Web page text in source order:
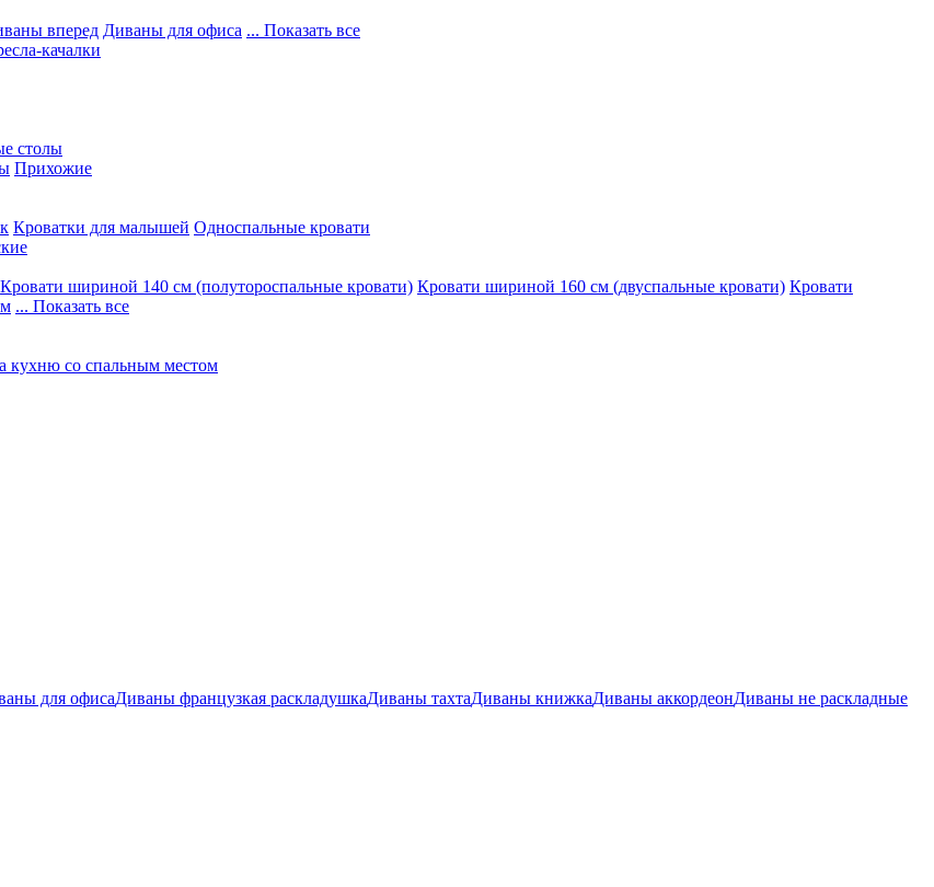
вперед Диваны для офиса ... Показать все
качалки
столы
Прихожие
Кроватки для малышей Односпальные кровати
Кровати шириной 140 см (полутороспальные кровати) Кровати шириной 160 см (двуспальные кровати) Кровати
... Показать все
кухню со спальным местом
для офисаДиваны французкая раскладушкаДиваны тахтаДиваны книжкаДиваны аккордеонДиваны не раскладные